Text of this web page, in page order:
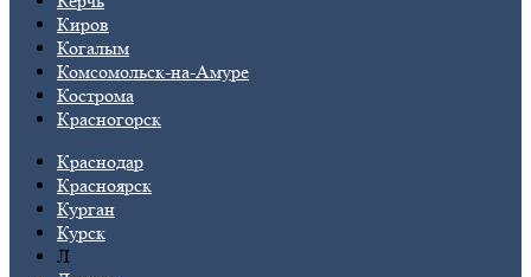
Киров
Когалым
Комсомольск-на-Амуре
Кострома
Красногорск
Краснодар
Красноярск
Курган
Курск
Л